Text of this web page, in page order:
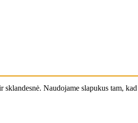
Naudojame slapukus tam,